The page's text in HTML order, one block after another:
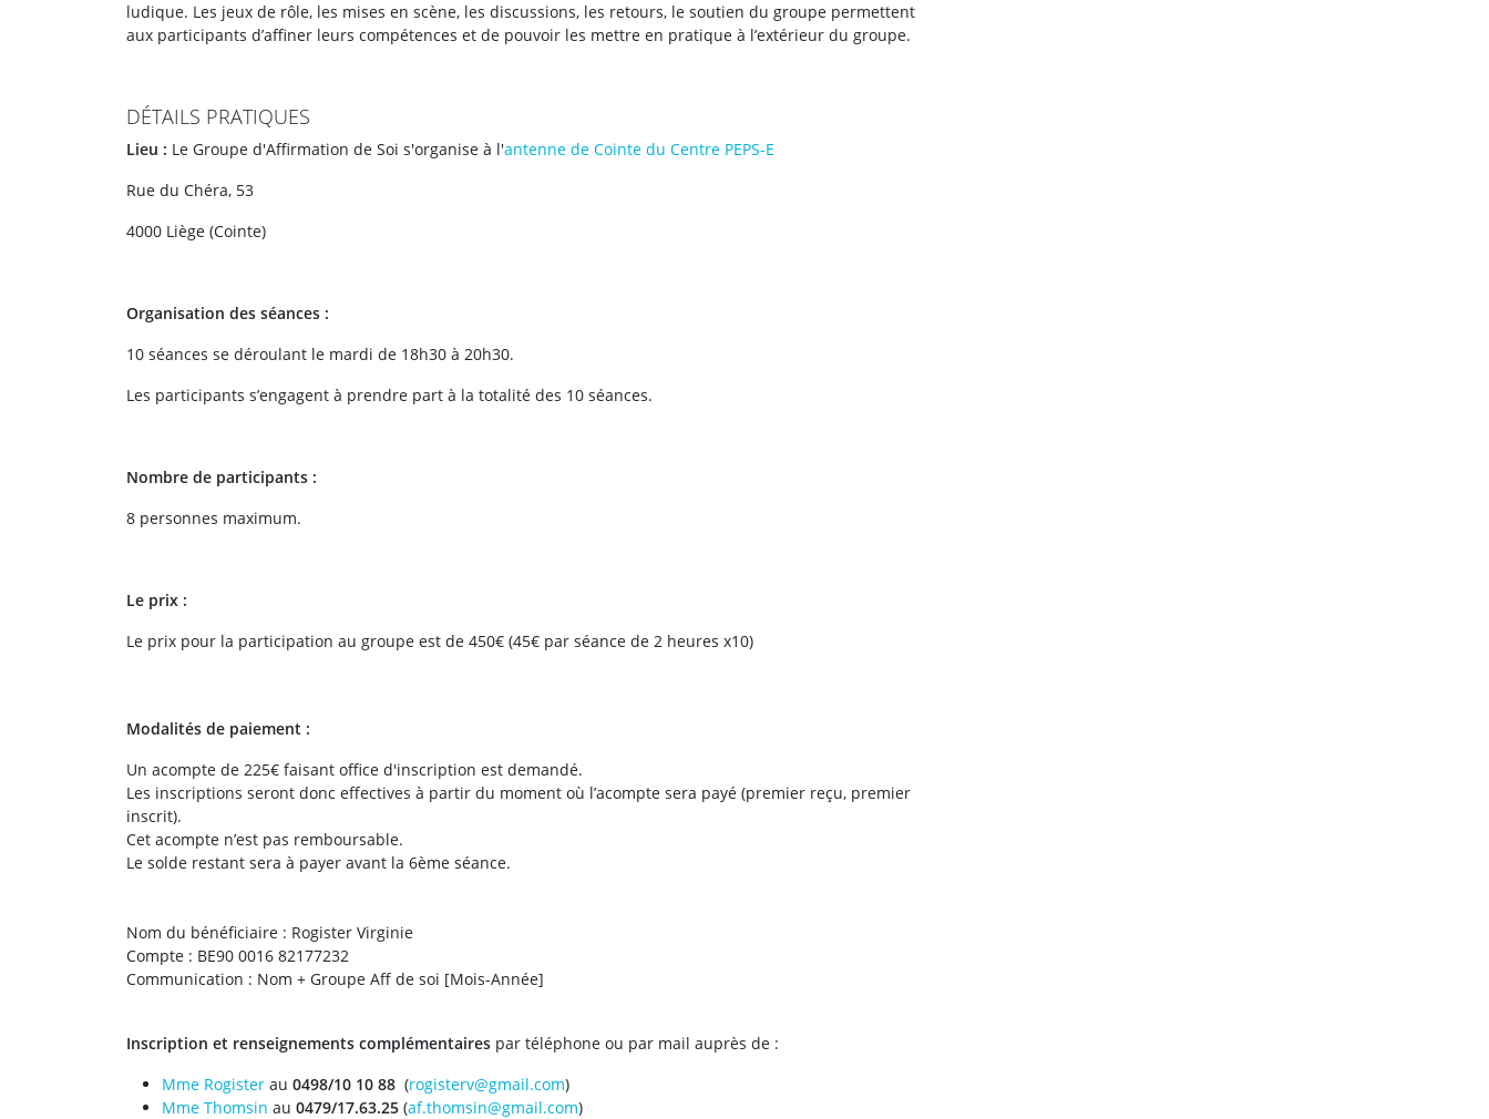
ludique. Les jeux de rôle, les mises en scène, les discussions, les retours, le soutien du groupe permettent
aux participants d’affiner leurs compétences et de pouvoir les mettre en pratique à l’extérieur du groupe.
DÉTAILS PRATIQUES
Lieu : Le Groupe d'Affirmation de Soi s'organise à l'antenne de Cointe du Centre PEPS-E
Rue du Chéra, 53
4000 Liège (Cointe)
Organisation des séances :
10 séances se déroulant le mardi de 18h30 à 20h30.
Les participants s’engagent à prendre part à la totalité des 10 séances.
Nombre de participants :
8 personnes maximum.
Le prix :
Le prix pour la participation au groupe est de 450€ (45€ par séance de 2 heures x10)
Modalités de paiement :
Un acompte de 225€ faisant office d'inscription est demandé.
Les inscriptions seront donc effectives à partir du moment où l’acompte sera payé (premier reçu, premier
inscrit).
Cet acompte n’est pas remboursable.
Le solde restant sera à payer avant la 6ème séance.
Nom du bénéficiaire : Rogister Virginie
Compte : BE90 0016 82177232
Communication : Nom + Groupe Aff de soi [Mois-Année]
Inscription et renseignements complémentaires par téléphone ou par mail auprès de :
Mme Rogister au 0498/10 10 88 (rogisterv@gmail.com)
Mme Thomsin au 0479/17.63.25 (af.thomsin@gmail.com)